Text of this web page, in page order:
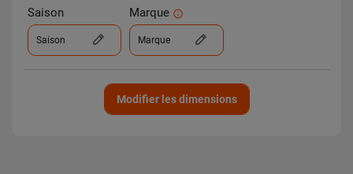
Saison
Saison
Marque
Marque
Modifier les dimensions